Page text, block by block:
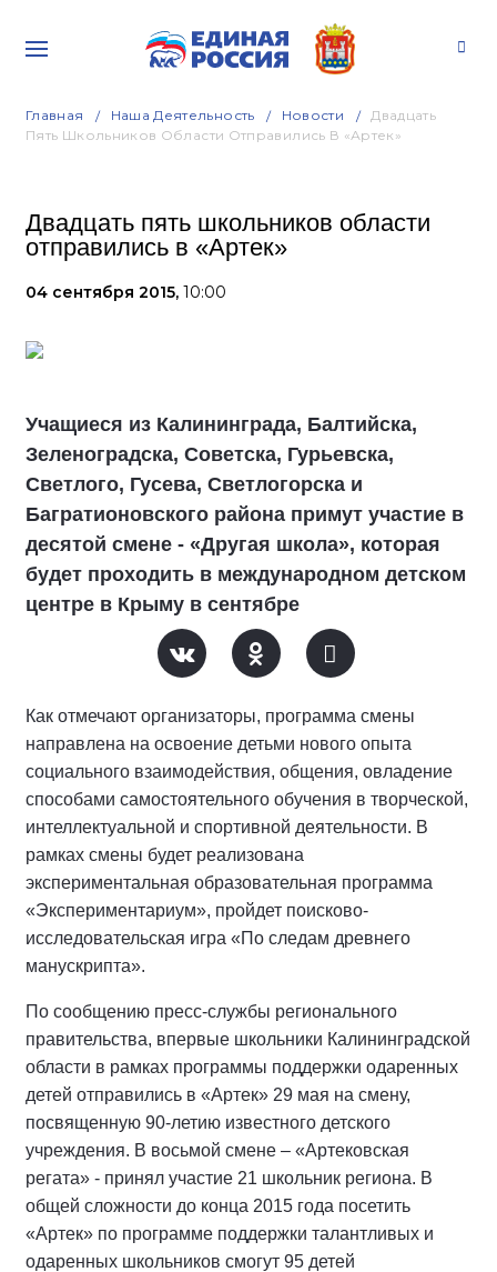
Главная Наша Деятельность Новости
Двадцать
Пять Школьников Области Отправились В «Артек»
Двадцать пять школьников области
отправились в «Артек»
04 сентября 2015, 10:00
Учащиеся из Калининграда, Балтийска,
Зеленоградска, Советска, Гурьевска,
Светлого, Гусева, Светлогорска и
Багратионовского района примут участие в
десятой смене - «Другая школа», которая
будет проходить в международном детском
центре в Крыму в сентябре
Как отмечают организаторы, программа смены
направлена на освоение детьми нового опыта
социального взаимодействия, общения, овладение
способами самостоятельного обучения в творческой,
интеллектуальной и спортивной деятельности. В
рамках смены будет реализована
экспериментальная образовательная программа
«Экспериментариум», пройдет поисково-
исследовательская игра «По следам древнего
манускрипта».
По сообщению пресс-службы регионального
правительства, впервые школьники Калининградской
области в рамках программы поддержки одаренных
детей отправились в «Артек» 29 мая на смену,
посвященную 90-летию известного детского
учреждения. В восьмой смене – «Артековская
регата» - принял участие 21 школьник региона. В
общей сложности до конца 2015 года посетить
«Артек» по программе поддержки талантливых и
одаренных школьников смогут 95 детей